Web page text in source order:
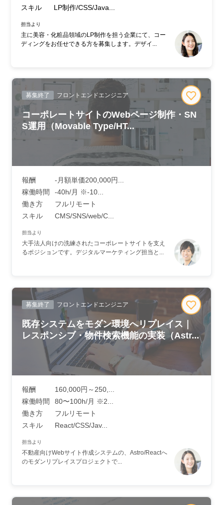
スキル
LP制作/CSS/Java...
担当より
主に美容・化粧品領域のLP制作を担う企業にて、コー
ディングをお任せできる方を募集します。デザイ...
募集終了 フロントエンドエンジニア
コーポレートサイトのWebページ制作・SN
S運用（Movable Type/HT...
報酬
-月額単価200,000円...
稼働時間
-40h/月 ※-10...
働き方
フルリモート
スキル
CMS/SNS/web/C...
担当より
大手法人向けの洗練されたコーポレートサイトを支え
るポジションです。デジタルマーケティング担当と...
募集終了 フロントエンドエンジニア
既存システムをモダン環境へリプレイス｜
レスポンシブ・物件検索機能の実装（Astr...
報酬
160,000円～250,...
稼働時間
80〜100h/月 ※2...
働き方
フルリモート
スキル
React/CSS/Jav...
担当より
不動産向けWebサイト作成システムの、Astro/Reactへ
のモダンリプレイスプロジェクトで...